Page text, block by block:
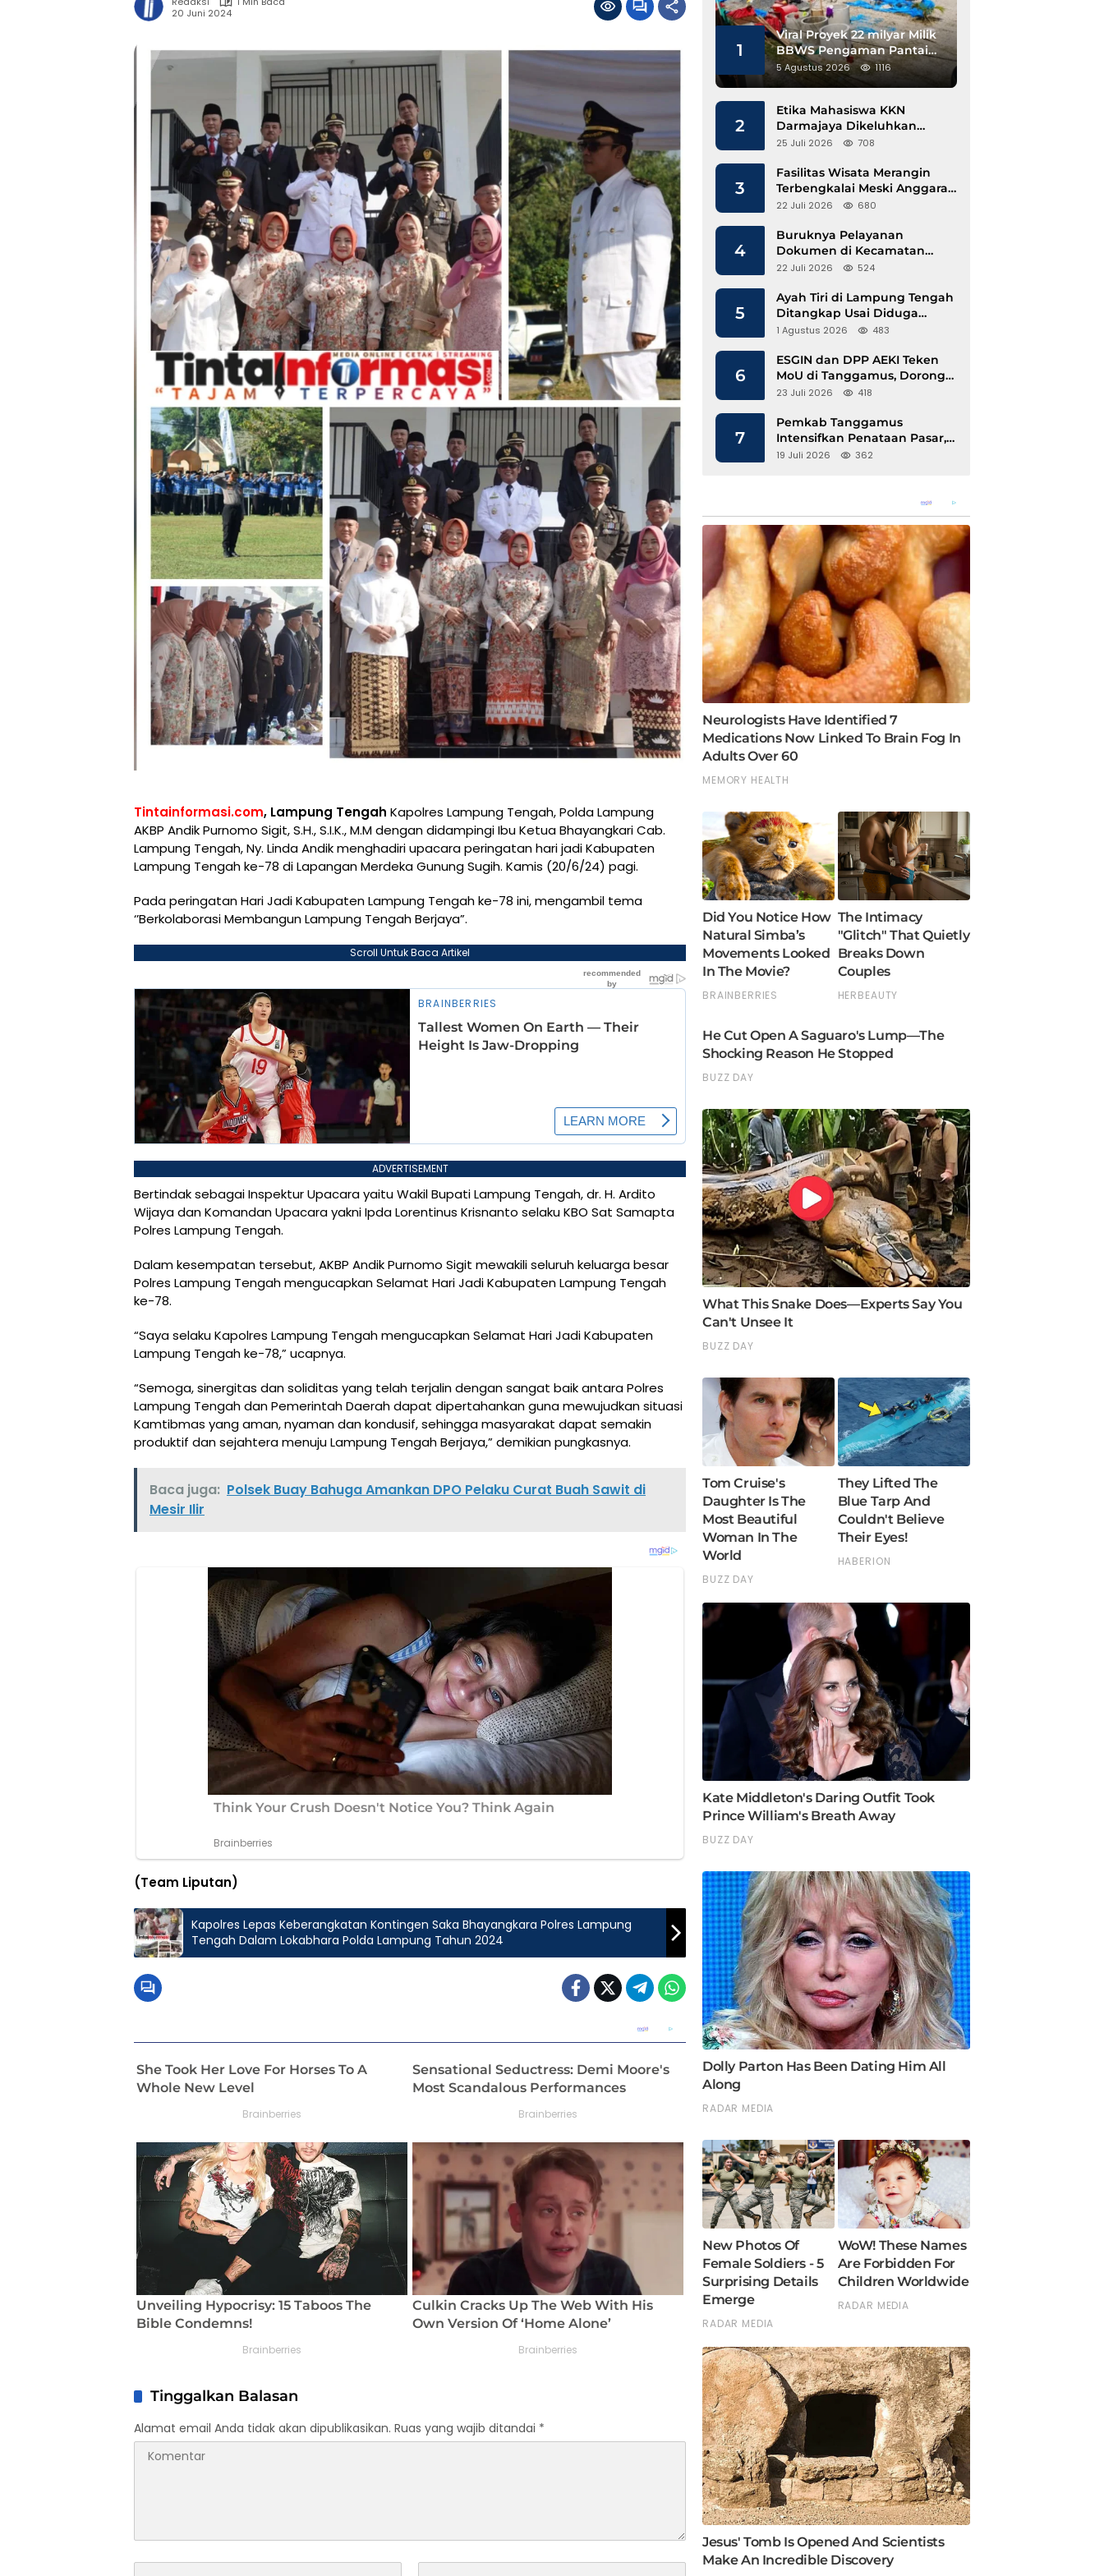
20 Juni 2024
Tintainformasi.com, Lampung Tengah Kapolres Lampung Tengah, Polda Lampung
AKBP Andik Purnomo Sigit, S.H., S.I.K., M.M dengan didampingi Ibu Ketua Bhayangkari Cab.
Lampung Tengah, Ny. Linda Andik menghadiri upacara peringatan hari jadi Kabupaten
Lampung Tengah ke-78 di Lapangan Merdeka Gunung Sugih. Kamis (20/6/24) pagi.
Pada peringatan Hari Jadi Kabupaten Lampung Tengah ke-78 ini, mengambil tema
‘’Berkolaborasi Membangun Lampung Tengah Berjaya”.
Scroll Untuk Baca Artikel
ADVERTISEMENT
Bertindak sebagai Inspektur Upacara yaitu Wakil Bupati Lampung Tengah, dr. H. Ardito
Wijaya dan Komandan Upacara yakni Ipda Lorentinus Krisnanto selaku KBO Sat Samapta
Polres Lampung Tengah.
Dalam kesempatan tersebut, AKBP Andik Purnomo Sigit mewakili seluruh keluarga besar
Polres Lampung Tengah mengucapkan Selamat Hari Jadi Kabupaten Lampung Tengah
ke-78.
“Saya selaku Kapolres Lampung Tengah mengucapkan Selamat Hari Jadi Kabupaten
Lampung Tengah ke-78,” ucapnya.
“Semoga, sinergitas dan soliditas yang telah terjalin dengan sangat baik antara Polres
Lampung Tengah dan Pemerintah Daerah dapat dipertahankan guna mewujudkan situasi
Kamtibmas yang aman, nyaman dan kondusif, sehingga masyarakat dapat semakin
produktif dan sejahtera menuju Lampung Tengah Berjaya,” demikian pungkasnya.
Baca juga: Polsek Buay Bahuga Amankan DPO Pelaku Curat Buah Sawit di
Mesir Ilir
(Team Liputan)
Kapolres Lepas Keberangkatan Kontingen Saka Bhayangkara Polres Lampung
Tengah Dalam Lokabhara Polda Lampung Tahun 2024
Tinggalkan Balasan
Alamat email Anda tidak akan dipublikasikan. Ruas yang wajib ditandai *
1
Viral Proyek 22 milyar Milik
BBWS Pengaman Pantai
Pesisir Barat Diduga
Gunakan Besi Banci
5 Agustus 2026 1116
2
Etika Mahasiswa KKN
Darmajaya Dikeluhkan
Kepala Pekon Sinar Jawa
25 Juli 2026 708
3
Fasilitas Wisata Merangin
Terbengkalai Meski Anggaran
Perawatan Terus Mengalir
22 Juli 2026 680
4
Buruknya Pelayanan
Dokumen di Kecamatan
Pangkalan Susu, Kinerja
22 Juli 2026 524
5
Ayah Tiri di Lampung Tengah
Ditangkap Usai Diduga
Hamili Anak di Bawah Umur
1 Agustus 2026 483
6
ESGIN dan DPP AEKI Teken
MoU di Tanggamus, Dorong
Ekonomi Hijau Berbasis Kopi
23 Juli 2026 418
7
Pemkab Tanggamus
Intensifkan Penataan Pasar,
Pedagang Diajak Tempati
19 Juli 2026 362